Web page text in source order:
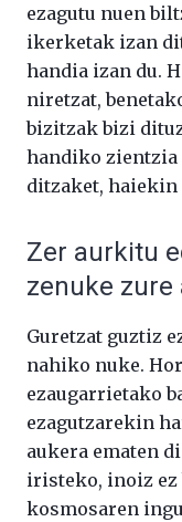
ezagutu nuen
ikerketak izan
handia izan du.
niretzat,
bizitzak bizi
handiko zientzia
ditzaket,
Zer aurkitu
zenuke zure
Guretzat guztiz
nahiko nuke.
ezaugarrietako
ezagutzarekin
aukera ematen
iristeko, inoiz ez
kosmosaren